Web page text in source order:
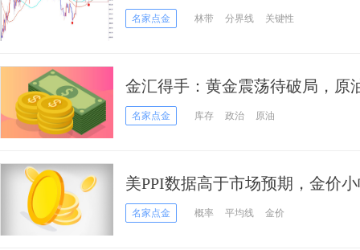
名家点金 林带 分界线 关键性
金汇得手：黄金震荡待破局
名家点金 库存 政治 原油
美PPI数据高于市场预期，金价
名家点金 概率 平均线 金价